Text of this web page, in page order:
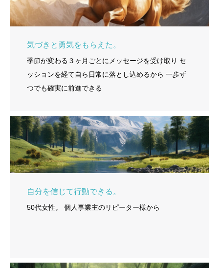
気づきと勇気をもらえた。
季節が変わる３ヶ月ごとにメッセージを受け取り セ
ッションを経て自ら日常に落とし込めるから 一歩ず
つでも確実に前進できる
自分を信じて行動できる。
50代女性。 個人事業主のリピーター様から